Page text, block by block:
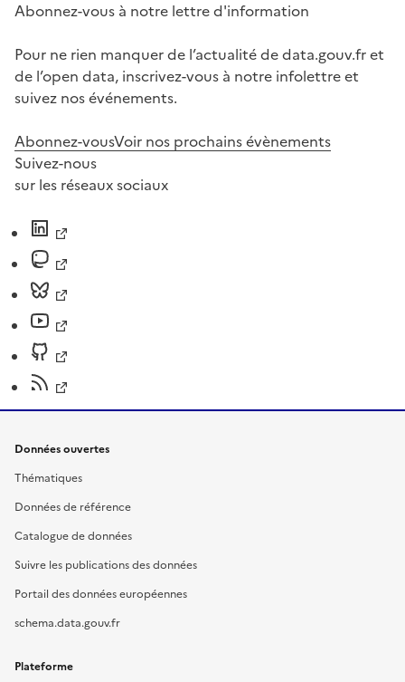
Abonnez-vous à notre lettre d'information
Pour ne rien manquer de l’actualité de data.gouv.fr et
de l’open data, inscrivez-vous à notre infolettre et
suivez nos événements.
Abonnez-vousVoir nos prochains évènements
Suivez-nous
sur les réseaux sociaux
Données ouvertes
Thématiques
Données de référence
Catalogue de données
Suivre les publications des données
Portail des données européennes
schema.data.gouv.fr
Plateforme